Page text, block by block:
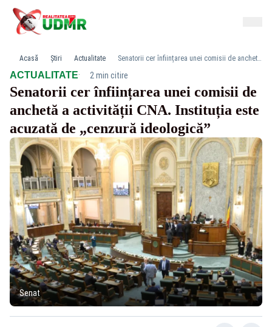
Acasă Știri Actualitate Senatorii cer înființarea unei comisii de anchetă a activității CNA. Instituția este acuzată de „cenzură ideologică”
ACTUALITATE· 2 min citire
Senatorii cer înființarea unei comisii de
anchetă a activității CNA. Instituția este
acuzată de „cenzură ideologică”
Senat